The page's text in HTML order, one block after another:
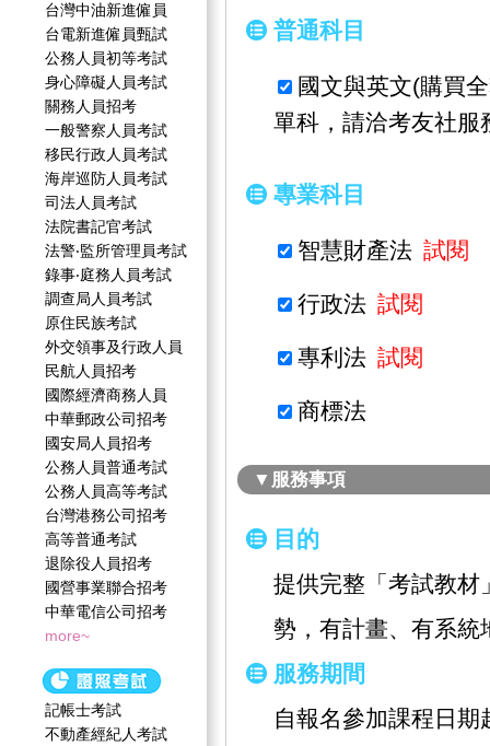
台灣中油新進僱員
台電新進僱員甄試
公務人員初等考試
身心障礙人員考試
關務人員招考
一般警察人員考試
移民行政人員考試
海岸巡防人員考試
司法人員考試
法院書記官考試
法警‧監所管理員考試
錄事‧庭務人員考試
調查局人員考試
原住民族考試
外交領事及行政人員
民航人員招考
國際經濟商務人員
中華郵政公司招考
國安局人員招考
公務人員普通考試
公務人員高等考試
台灣港務公司招考
高等普通考試
退除役人員招考
國營事業聯合招考
中華電信公司招考
more~
記帳士考試
不動產經紀人考試
普通科目
國文與英文(購買
單科，請洽考友社服
專業科目
智慧財產法 試閱
行政法 試閱
專利法 試閱
商標法
▼服務事項
目的
提供完整「考試教材
勢，有計畫、有系統
服務期間
自報名參加課程日